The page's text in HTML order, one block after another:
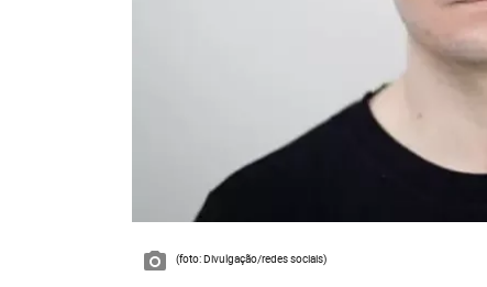
(foto: Divulgação/redes sociais)